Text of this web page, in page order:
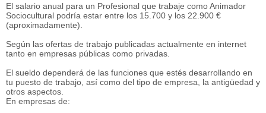
El salario anual para un Profesional que trabaje como Animador
Sociocultural podría estar entre los 15.700 y los 22.900 €
(aproximadamente).
Según las ofertas de trabajo publicadas actualmente en internet
tanto en empresas públicas como privadas.
El sueldo dependerá de las funciones que estés desarrollando en
tu puesto de trabajo, así como del tipo de empresa, la antigüedad y
otros aspectos.
En empresas de: